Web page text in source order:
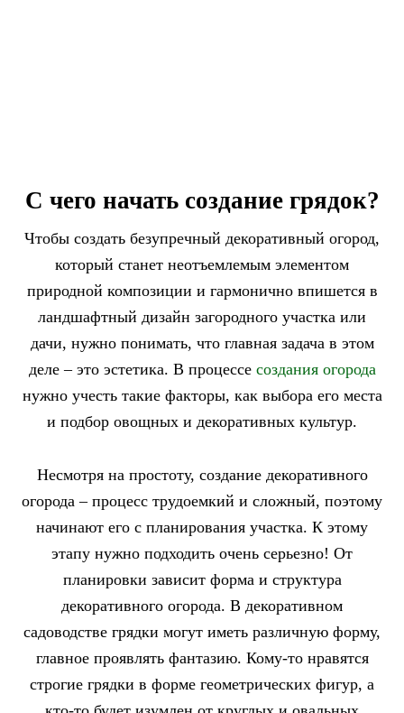
С чего начать создание грядок?
Чтобы создать безупречный декоративный огород,
который станет неотъемлемым элементом
природной композиции и гармонично впишется в
ландшафтный дизайн загородного участка или
дачи, нужно понимать, что главная задача в этом
деле – это эстетика. В процессе создания огорода
нужно учесть такие факторы, как выбора его места
и подбор овощных и декоративных культур.
Несмотря на простоту, создание декоративного
огорода – процесс трудоемкий и сложный, поэтому
начинают его с планирования участка. К этому
этапу нужно подходить очень серьезно! От
планировки зависит форма и структура
декоративного огорода. В декоративном
садоводстве грядки могут иметь различную форму,
главное проявлять фантазию. Кому-то нравятся
строгие грядки в форме геометрических фигур, а